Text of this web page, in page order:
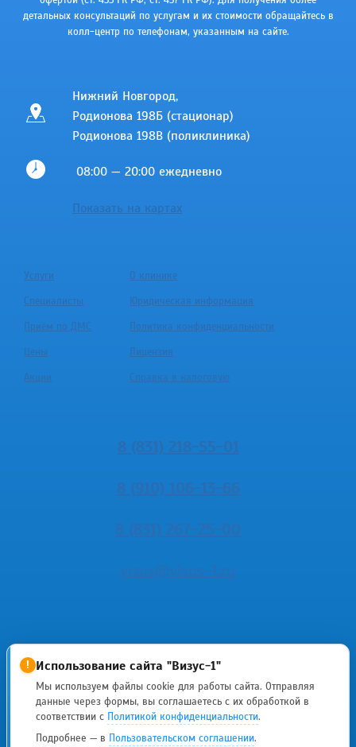
детальных консультаций по услугам и их стоимости обращайтесь в
колл-центр по телефонам, указанным на сайте.
Нижний Новгород,
Родионова 198Б (стационар)
Родионова 198В (поликлиника)
08:00 — 20:00 ежедневно
Показать на картах
Услуги
О клинике
Специалисты
Юридическая информация
Приём по ДМС
Политика конфиденциальности
Цены
Лицензия
Акции
Справка в налоговую
8 (831) 218-55-01
8 (910) 106-13-66
8 (831) 267-25-00
visus@visus-1.ru
ИМЕЮТСЯ
! Использование сайта "Визус-1"
Мы используем файлы cookie для работы сайта. Отправляя
данные через формы, вы соглашаетесь с их обработкой в
соответствии с Политикой конфиденциальности.
Подробнее — в Пользовательском соглашении.